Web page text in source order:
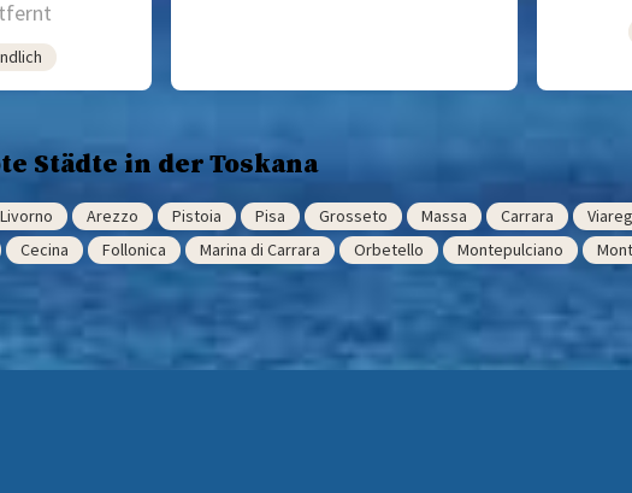
Städte in der Toskana
Livorno Arezzo Pistoia Pisa Grosseto Massa Carrara
Cecina Follonica Marina di Carrara Orbetello Montepulciano